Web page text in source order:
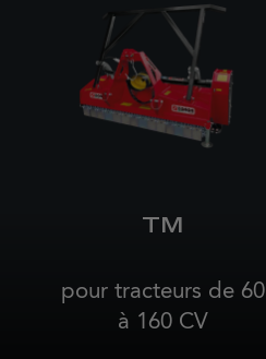
TM
pour tracteurs de 60
à 160 CV